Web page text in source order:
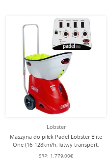
Lobster
Maszyna do piłek Padel Lobster Elite
One (16-128km/h, łatwy transport,
akumulator do 6h)
SRP: 1.779,00€